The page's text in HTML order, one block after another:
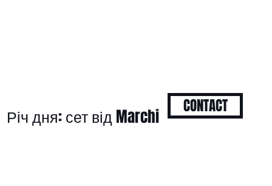
Річ дня: сет від Marchi CONTACT